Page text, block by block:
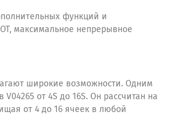
функций и
максимальное непрерывное
широкие возможности. Одним
от 4S до 16S. Он рассчитан на
от 4 до 16 ячеек в любой